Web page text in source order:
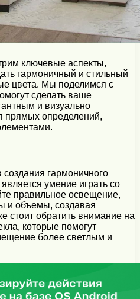
ключевые аспекты,
гармоничный и стильный
цвета. Мы поделимся с
сделать ваше
и визуально
прямых определений,
гармоничного
умение играть со
правильное освещение,
и объемы, создавая
стоит обратить внимание на
которые помогут
более светлым и